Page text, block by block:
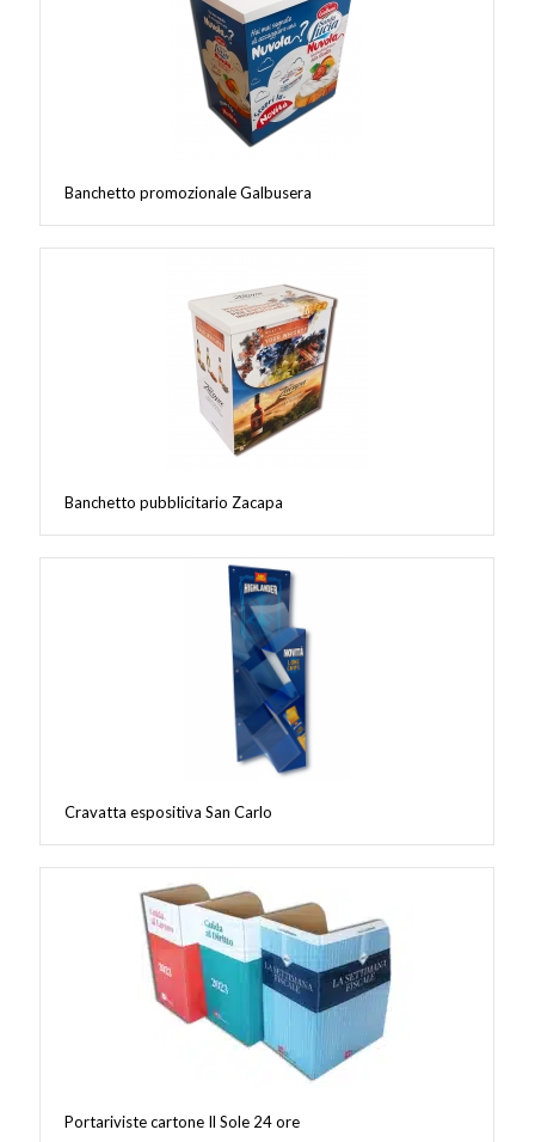
Banchetto promozionale Galbusera
Banchetto pubblicitario Zacapa
Cravatta espositiva San Carlo
Portariviste cartone Il Sole 24 ore